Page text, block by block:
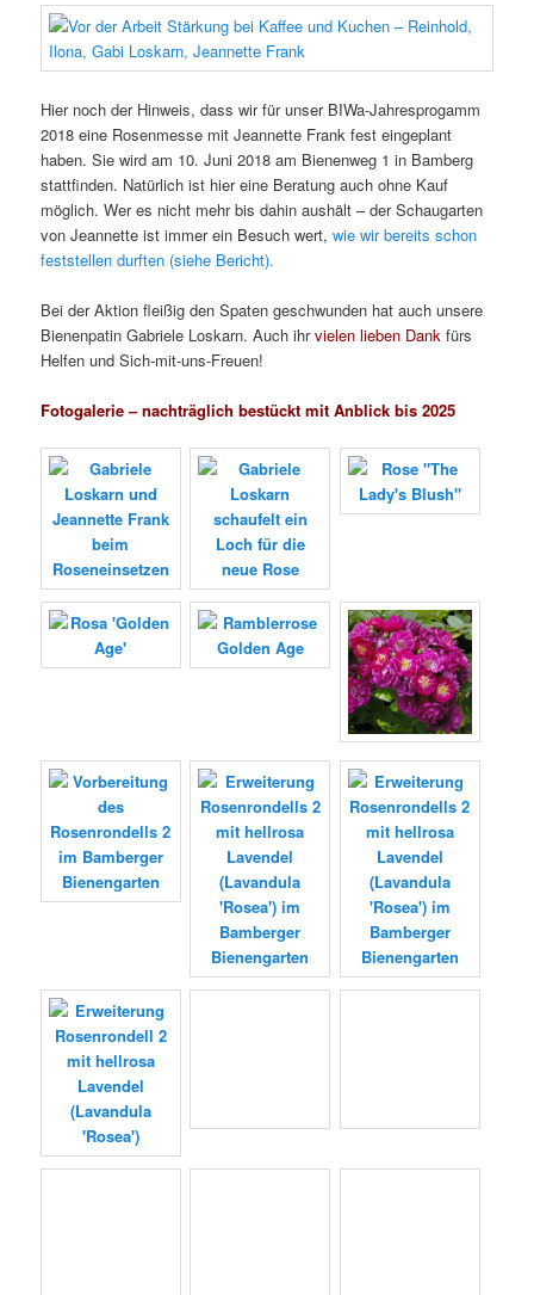
Hier noch der Hinweis, dass wir für unser BIWa-Jahresprogamm
2018 eine Rosenmesse mit Jeannette Frank fest eingeplant
haben. Sie wird am 10. Juni 2018 am Bienenweg 1 in Bamberg
stattfinden. Natürlich ist hier eine Beratung auch ohne Kauf
möglich. Wer es nicht mehr bis dahin aushält – der Schaugarten
von Jeannette ist immer ein Besuch wert,wie wir bereits schon
feststellen durften (siehe Bericht).
Bei der Aktion fleißig den Spaten geschwunden hat auch unsere
Bienenpatin Gabriele Loskarn. Auch ihrvielen lieben Dank fürs
Helfen und Sich-mit-uns-Freuen!
Fotogalerie – nachträglich bestückt mit Anblick bis 2025